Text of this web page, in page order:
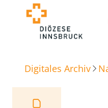
Digitales Archiv